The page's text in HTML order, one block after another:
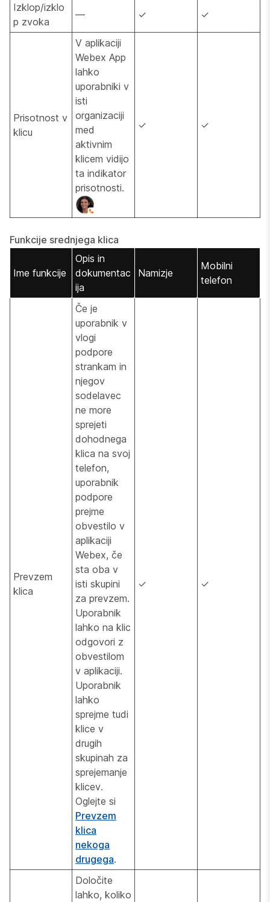
Izklop/izklo
p zvoka
— ✓ ✓
Prisotnost v
klicu
V aplikaciji
Webex App
lahko
uporabniki v
isti
organizaciji
med
aktivnim
klicem vidijo
ta indikator
prisotnosti.
✓ ✓
Funkcije srednjega klica
Ime funkcije
Opis in
dokumentac
ija
Namizje
Mobilni
telefon
Prevzem
klica
Če je
uporabnik v
vlogi
podpore
strankam in
njegov
sodelavec
ne more
sprejeti
dohodnega
klica na svoj
telefon,
uporabnik
podpore
prejme
obvestilo v
aplikaciji
Webex, če
sta oba v
isti skupini
za prevzem.
Uporabnik
lahko na klic
odgovori z
obvestilom
v aplikaciji.
Uporabnik
lahko
sprejme tudi
klice v
drugih
skupinah za
sprejemanje
klicev.
Oglejte si
Prevzem
klica
nekoga
drugega.
✓ ✓
Določite
lahko, koliko